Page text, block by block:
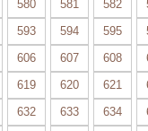
580 581 582
593 594 595
606 607 608
619 620 621
632 633 634